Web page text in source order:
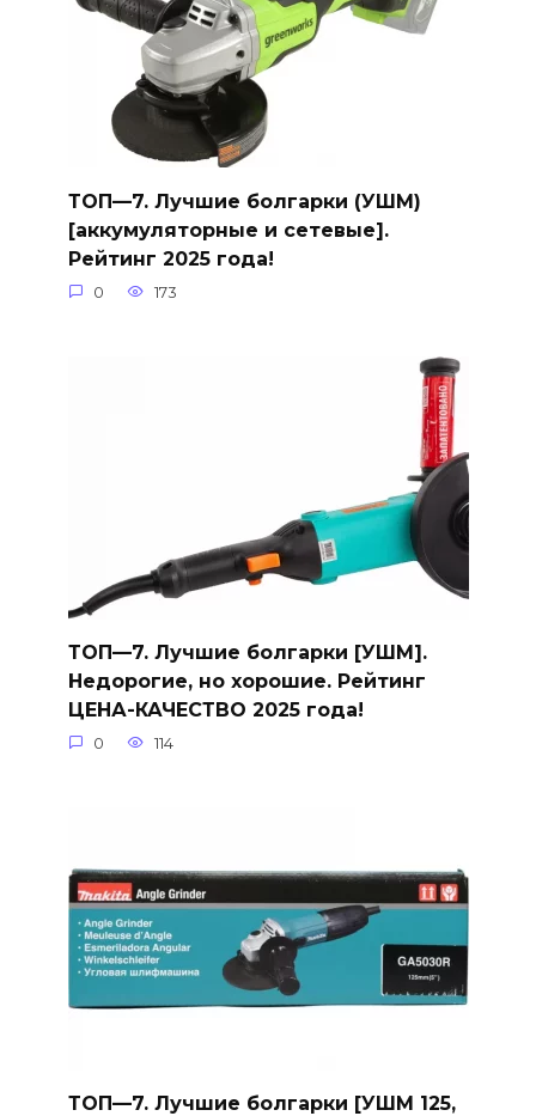
ТОП—7. Лучшие болгарки (УШМ)
[аккумуляторные и сетевые].
Рейтинг 2025 года!
0 173
ТОП—7. Лучшие болгарки [УШМ].
Недорогие, но хорошие. Рейтинг
ЦЕНА-КАЧЕСТВО 2025 года!
0 114
ТОП—7. Лучшие болгарки [УШМ 125,